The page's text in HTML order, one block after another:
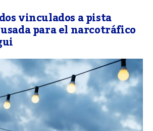
vinculados a pista
para el narcotráfico